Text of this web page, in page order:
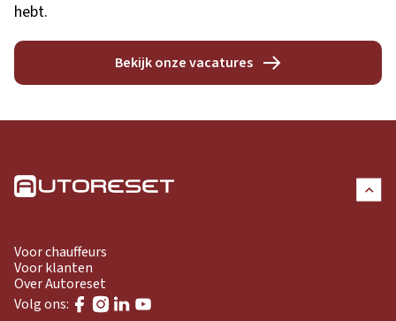
hebt.
Bekijk onze vacatures
Voor chauffeurs
Voor klanten
Over Autoreset
Volg ons: